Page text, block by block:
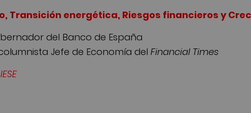
Transición energética, Riesgos financieros y
del Banco de España
Jefe de Economía del Financial Times